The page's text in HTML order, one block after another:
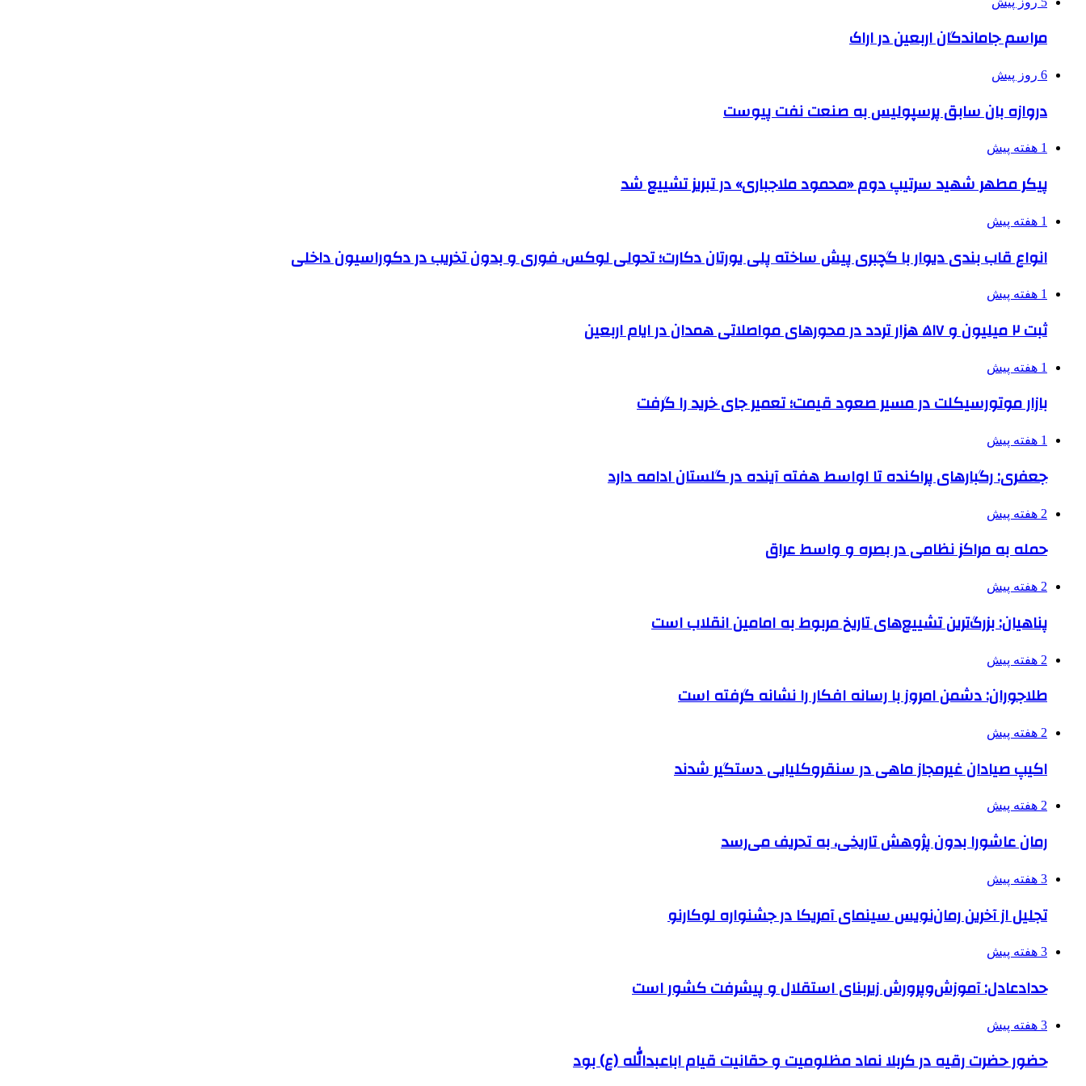
مراسم جاماندگان اربعین در اراک
6 روز پیش
دروازه بان سابق پرسپولیس به صنعت نفت پیوست
1 هفته پیش
پیکر مطهر شهید سرتیپ دوم «محمود ملاجباری» در تبریز تشییع شد
1 هفته پیش
انواع قاب بندی دیوار با گچبری پیش ساخته پلی یورتان دکارت؛ تحولی لوکس، فوری و بدون تخریب در دکوراسیون داخلی
1 هفته پیش
ثبت ۲ میلیون و ۵۱۷ هزار تردد در محورهای مواصلاتی همدان در ایام اربعین
1 هفته پیش
بازار موتورسیکلت در مسیر صعود قیمت؛ تعمیر جای خرید را گرفت
1 هفته پیش
جعفری: رگبارهای پراکنده تا اواسط هفته آینده در گلستان ادامه دارد
2 هفته پیش
حمله به مراکز نظامی در بصره و واسط عراق
2 هفته پیش
پناهیان: بزرگ‌ترین تشییع‌های تاریخ مربوط به امامین انقلاب است
2 هفته پیش
طلاجوران: دشمن امروز با رسانه افکار را نشانه گرفته است
2 هفته پیش
اکیپ صیادان غیرمجاز ماهی در سنقروکلیایی دستگیر شدند
2 هفته پیش
رمان عاشورا بدون پژوهش تاریخی، به تحریف می‌رسد
3 هفته پیش
تجلیل از آخرین رمان‌نویس سینمای آمریکا در جشنواره لوکارنو
3 هفته پیش
حدادعادل: آموزش‌وپرورش زیربنای استقلال و پیشرفت کشور است
3 هفته پیش
حضور حضرت رقیه در کربلا نماد مظلومیت و حقانیت قیام اباعبدالله (ع) بود